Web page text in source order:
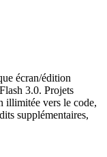
écran/édition
3.0. Projets
illimitée vers le code,
supplémentaires,